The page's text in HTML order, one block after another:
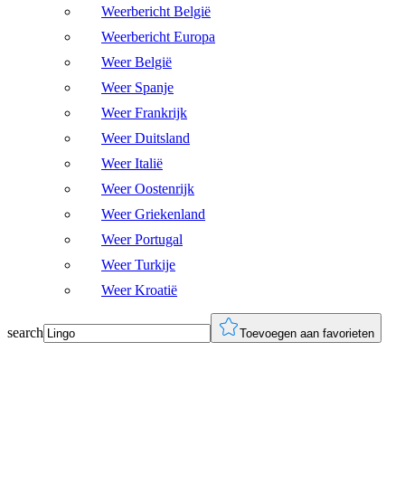
Weerbericht België
Weerbericht Europa
Weer België
Weer Spanje
Weer Frankrijk
Weer Duitsland
Weer Italië
Weer Oostenrijk
Weer Griekenland
Weer Portugal
Weer Turkije
Weer Kroatië
search Toevoegen aan favorieten